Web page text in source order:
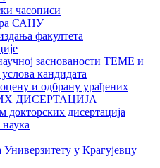
часописи
САНУ
факултета
заснованости ТЕМЕ и
кандидата
и одбрану урађених
ДИСЕРТАЦИЈА
докторских дисертација
у Крагујевцу